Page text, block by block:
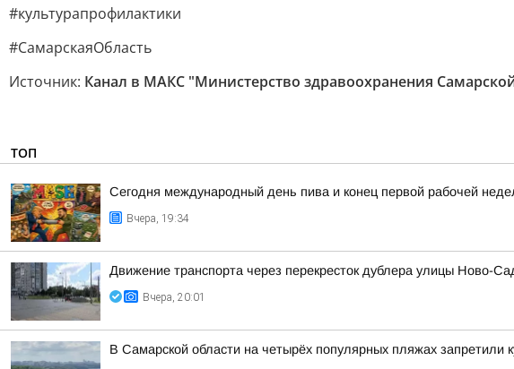
#культурапрофилактики
#СамарскаяОбласть
Источник: Канал в МАКС "Министерство здравоохранения
ТОП
Сегодня международный день пива и конец первой рабочей
Вчера, 19:34
Движение транспорта через перекресток дублера улицы Ново-
Вчера, 20:01
В Самарской области на четырёх популярных пляжах запретили